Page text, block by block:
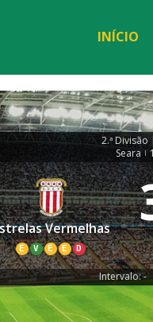
INÍCIO
2.ª Divisão
Seara |
Vermelhas
E V E E D
Intervalo: -